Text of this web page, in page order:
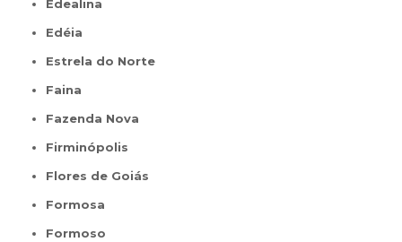
Edealina
Edéia
Estrela do Norte
Faina
Fazenda Nova
Firminópolis
Flores de Goiás
Formosa
Formoso